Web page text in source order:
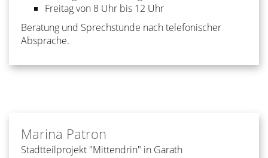
Freitag von 8 Uhr bis 12 Uhr
Beratung und Sprechstunde nach telefonischer
Absprache.
Marina Patron
Stadtteilprojekt "Mittendrin" in Garath